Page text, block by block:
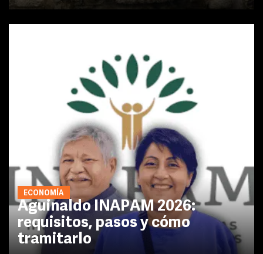
ECONOMÍA
Aguinaldo INAPAM 2026:
requisitos, pasos y cómo
tramitarlo